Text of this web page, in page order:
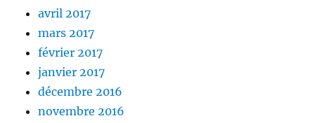
avril 2017
mars 2017
février 2017
janvier 2017
décembre 2016
novembre 2016